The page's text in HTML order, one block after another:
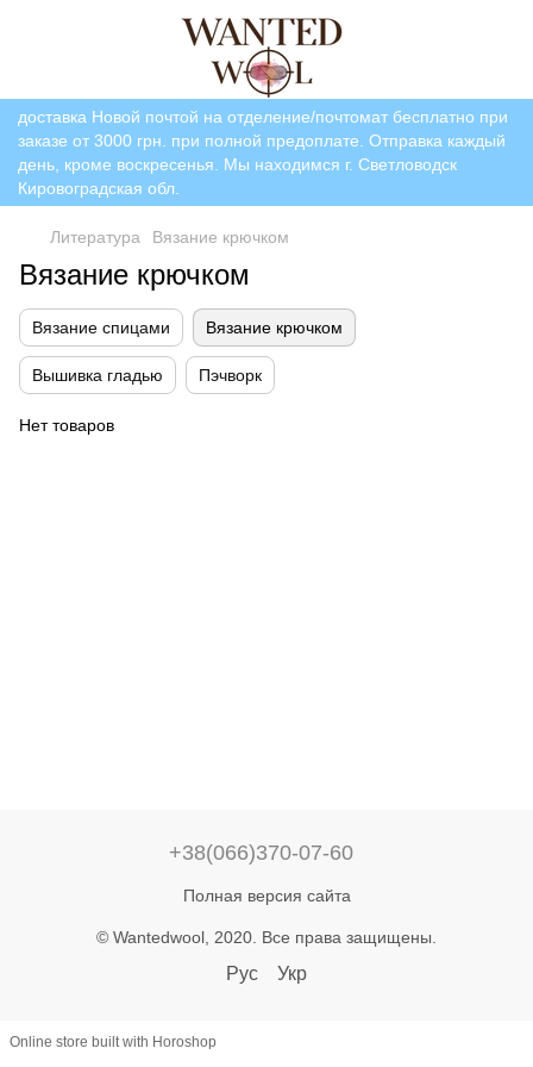
доставка Новой почтой на отделение/почтомат бесплатно при
заказе от 3000 грн. при полной предоплате. Отправка каждый
день, кроме воскресенья. Мы находимся г. Светловодск
Кировоградская обл.
Литература Вязание крючком
Вязание крючком
Вязание спицами Вязание крючком
Вышивка гладью Пэчворк
Нет товаров
+38(066)370-07-60
Полная версия сайта
© Wantedwool, 2020. Все права защищены.
Рус Укр
Online store built with Horoshop